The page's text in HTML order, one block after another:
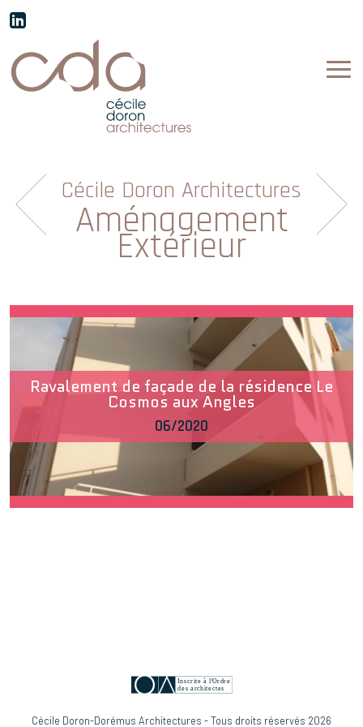
Cécile Doron Architectures
Aménagement
Extérieur
Ravalement de façade de la résidence Le
Cosmos aux Angles
06/2020
Inscrite à l’Ordre
des architectes
Cécile Doron-Dorémus Architectures - Tous droits réservés 2026